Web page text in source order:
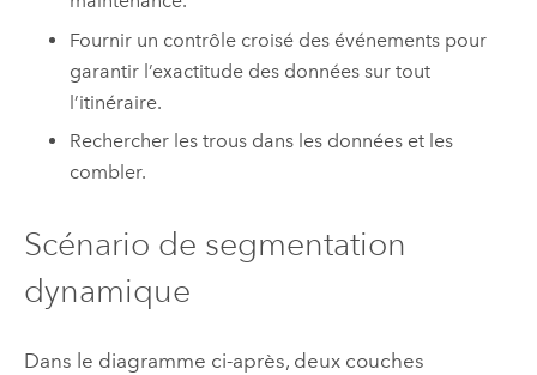
Fournir un contrôle croisé des événements pour
garantir l’exactitude des données sur tout
l’itinéraire.
Rechercher les trous dans les données et les
combler.
Scénario de segmentation
dynamique
Dans le diagramme ci-après, deux couches